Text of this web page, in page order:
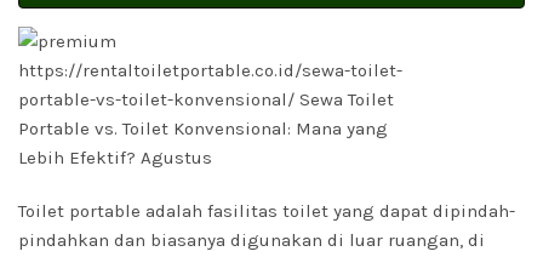
Toilet portable adalah fasilitas toilet yang dapat dipindah-
pindahkan dan biasanya digunakan di luar ruangan, di